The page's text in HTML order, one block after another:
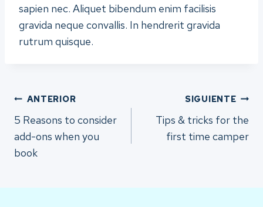
sapien nec. Aliquet bibendum enim facilisis
gravida neque convallis. In hendrerit gravida
rutrum quisque.
Navegación
de
ANTERIOR
5 Reasons to consider
add-ons when you
book
SIGUIENTE
Tips & tricks for the
first time camper